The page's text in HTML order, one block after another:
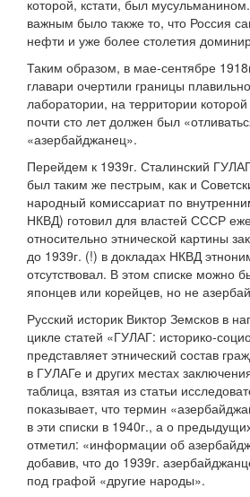
которой, кстати, был
важным было также то, что Россия
нефти и уже более столетия
Таким образом, в мае-сентябре
главари очертили границы
лаборатории, на территории
почти сто лет должен был
«азербайджанец».
Перейдем к 1939г. Сталинский
был таким же пестрым, как и
народный комиссариат по
НКВД) готовил для властей СССР
относительно этнической картины
до 1939г. (!) в докладах НКВД
отсутствовал. В этом списке можно
японцев или корейцев, но не
Русский историк Виктор Земсков в
цикле статей «ГУЛАГ: историко-
представляет этнический состав
в ГУЛАГе и других местах
таблица, взятая из статьи
показывает, что термин
в эти списки в 1940г., а о
отметил: «информации об
добавив, что до 1939г.
под графой «другие народы».